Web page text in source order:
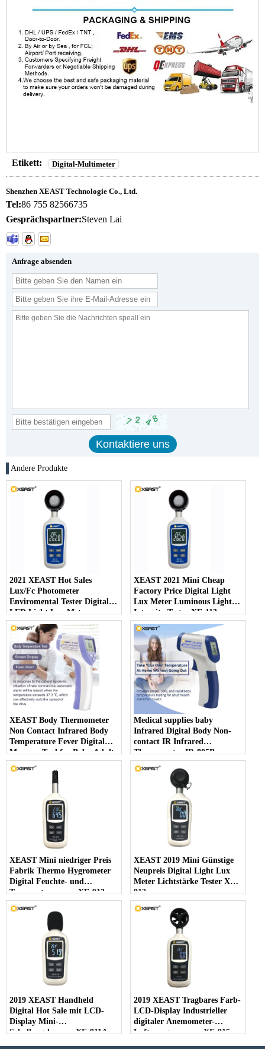
Etikett: Digital-Multimeter
Shenzhen XEAST Technologie Co., Ltd.
Tel:86 755 82566735
Gesprächspartner:Steven Lai
Anfrage absenden
Andere Produkte
2021 XEAST Hot Sales
Lux/Fc Photometer
Enviromental Tester Digital
LED Light Lux Meter
Photography Illuminom XE-
113
XEAST 2021 Mini Cheap
Factory Price Digital Light
Lux Meter Luminous Light
Intensity Tester XE-113
XEAST Body Thermometer
Non Contact Infrared Body
Temperature Fever Digital
Measure Tool for Baby Adult
IR-805
Medical supplies baby
Infrared Digital Body Non-
contact IR Infrared
Thermometer IR-805B
XEAST Mini niedriger Preis
Fabrik Thermo Hygrometer
Digital Feuchte- und
Temperaturmesser XE-913
XEAST 2019 Mini Günstige
Neupreis Digital Light Lux
Meter Lichtstärke Tester XE-
912
2019 XEAST Handheld
Digital Hot Sale mit LCD-
Display Mini-
Schallpegelmesser XE-911A
2019 XEAST Tragbares Farb-
LCD-Display Industrieller
digitaler Anemometer-
Luftmengenmesser XE-915